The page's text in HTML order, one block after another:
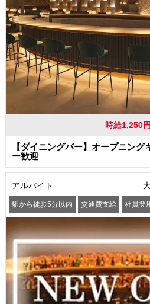
時給1,250
【ダイニングバー】オープニング
ー歓迎
アルバイト
駅から徒歩5分以内 交通費支給 社員登